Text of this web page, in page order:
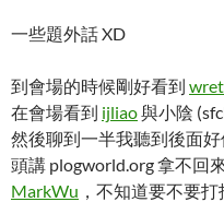
一些題外話 XD
到會場的時候剛好看到
在會場看到 ijliao與小陰
然後聊到一半我聽到後面
頭講 plogworld.org 拿不回
MarkWu ，不知道要不要